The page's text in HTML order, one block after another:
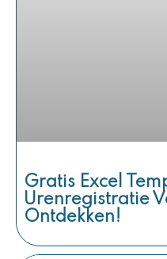
Gratis Excel
Urenregistratie
Ontdekken!